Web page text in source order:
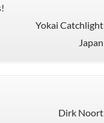
Yokai Catchlight
Japan
Dirk Noort